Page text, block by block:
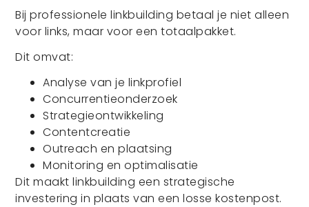
Bij professionele linkbuilding betaal je niet alleen
voor links, maar voor een totaalpakket.
Dit omvat:
Analyse van je linkprofiel
Concurrentieonderzoek
Strategieontwikkeling
Contentcreatie
Outreach en plaatsing
Monitoring en optimalisatie
Dit maakt linkbuilding een strategische
investering in plaats van een losse kostenpost.